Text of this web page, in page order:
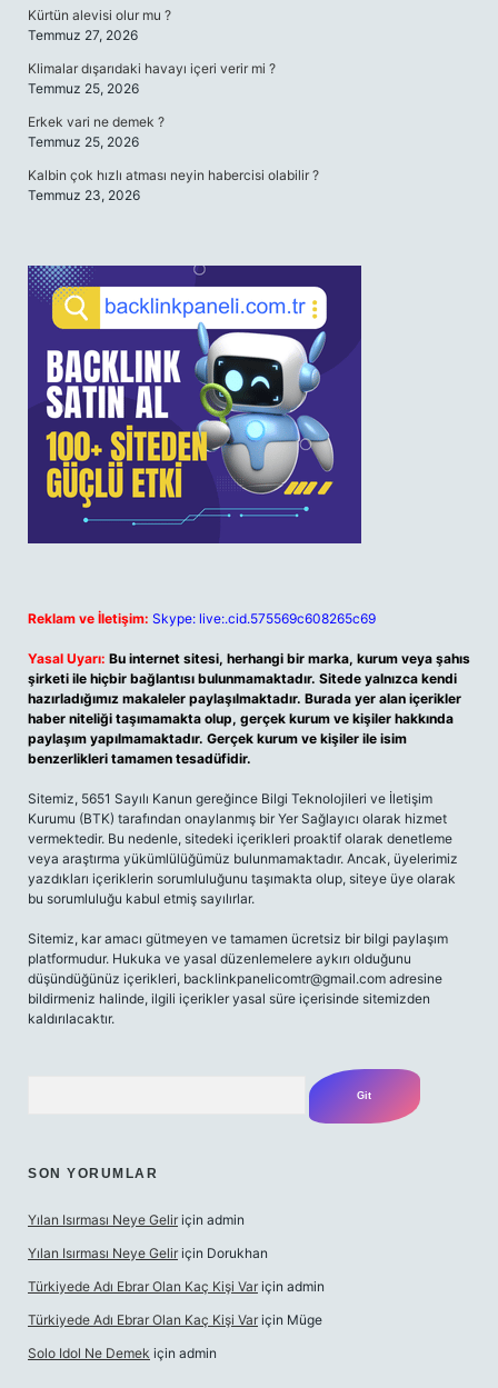
Kürtün alevisi olur mu ?
Temmuz 27, 2026
Klimalar dışarıdaki havayı içeri verir mi ?
Temmuz 25, 2026
Erkek vari ne demek ?
Temmuz 25, 2026
Kalbin çok hızlı atması neyin habercisi olabilir ?
Temmuz 23, 2026
Reklam ve İletişim: Skype: live:.cid.575569c608265c69
Yasal Uyarı: Bu internet sitesi, herhangi bir marka, kurum veya şahıs
şirketi ile hiçbir bağlantısı bulunmamaktadır. Sitede yalnızca kendi
hazırladığımız makaleler paylaşılmaktadır. Burada yer alan içerikler
haber niteliği taşımamakta olup, gerçek kurum ve kişiler hakkında
paylaşım yapılmamaktadır. Gerçek kurum ve kişiler ile isim
benzerlikleri tamamen tesadüfidir.
Sitemiz, 5651 Sayılı Kanun gereğince Bilgi Teknolojileri ve İletişim
Kurumu (BTK) tarafından onaylanmış bir Yer Sağlayıcı olarak hizmet
vermektedir. Bu nedenle, sitedeki içerikleri proaktif olarak denetleme
veya araştırma yükümlülüğümüz bulunmamaktadır. Ancak, üyelerimiz
yazdıkları içeriklerin sorumluluğunu taşımakta olup, siteye üye olarak
bu sorumluluğu kabul etmiş sayılırlar.
Sitemiz, kar amacı gütmeyen ve tamamen ücretsiz bir bilgi paylaşım
platformudur. Hukuka ve yasal düzenlemelere aykırı olduğunu
düşündüğünüz içerikleri, backlinkpanelicomtr@gmail.com adresine
bildirmeniz halinde, ilgili içerikler yasal süre içerisinde sitemizden
kaldırılacaktır.
SON YORUMLAR
Yılan Isırması Neye Gelir için admin
Yılan Isırması Neye Gelir için Dorukhan
Türkiyede Adı Ebrar Olan Kaç Kişi Var için admin
Türkiyede Adı Ebrar Olan Kaç Kişi Var için Müge
Solo Idol Ne Demek için admin